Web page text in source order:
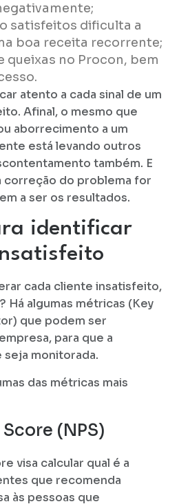
satisfeitos dificulta a
boa receita recorrente;
queixas no Procon, bem
atento a cada sinal de um
Afinal, o mesmo que
aborrecimento a um
está levando outros
também. E
correção do problema for
a ser os resultados.
identificar
cada cliente insatisfeito,
Há algumas métricas (Key
que podem ser
para que a
monitorada.
das métricas mais
(NPS)
visa calcular qual é a
que recomenda
às pessoas que